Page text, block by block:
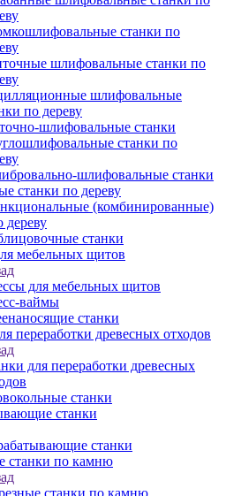
станки по
шлифовальные станки по
шлифовальные
по дереву
шлифовальные станки
станки по
шлифовальные станки
станки по дереву
(комбинированные)
дереву
станки
мебельных щитов
для мебельных щитов
ваймы
станки
переработки древесных отходов
для переработки древесных
станки
станки
станки
станки по камню
станки по камню